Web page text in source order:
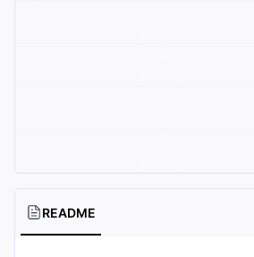
README